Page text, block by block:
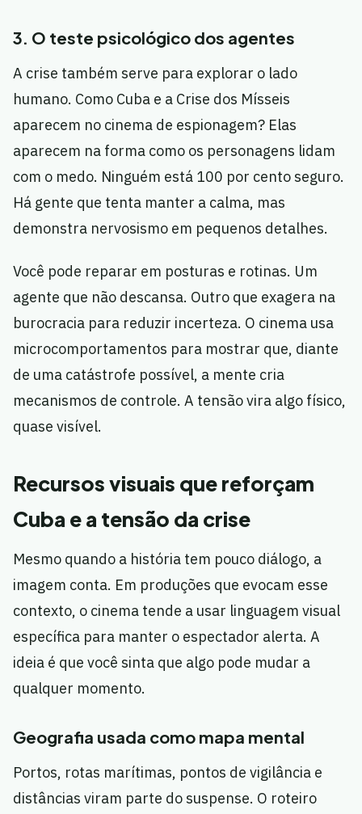
3. O teste psicológico dos agentes
A crise também serve para explorar o lado
humano. Como Cuba e a Crise dos Mísseis
aparecem no cinema de espionagem? Elas
aparecem na forma como os personagens lidam
com o medo. Ninguém está 100 por cento seguro.
Há gente que tenta manter a calma, mas
demonstra nervosismo em pequenos detalhes.
Você pode reparar em posturas e rotinas. Um
agente que não descansa. Outro que exagera na
burocracia para reduzir incerteza. O cinema usa
microcomportamentos para mostrar que, diante
de uma catástrofe possível, a mente cria
mecanismos de controle. A tensão vira algo físico,
quase visível.
Recursos visuais que reforçam
Cuba e a tensão da crise
Mesmo quando a história tem pouco diálogo, a
imagem conta. Em produções que evocam esse
contexto, o cinema tende a usar linguagem visual
específica para manter o espectador alerta. A
ideia é que você sinta que algo pode mudar a
qualquer momento.
Geografia usada como mapa mental
Portos, rotas marítimas, pontos de vigilância e
distâncias viram parte do suspense. O roteiro